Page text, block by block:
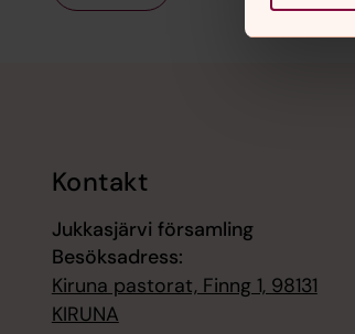
Kontakt
Jukkasjärvi församling
Besöksadress:
Kiruna pastorat, Finng 1, 98131
KIRUNA